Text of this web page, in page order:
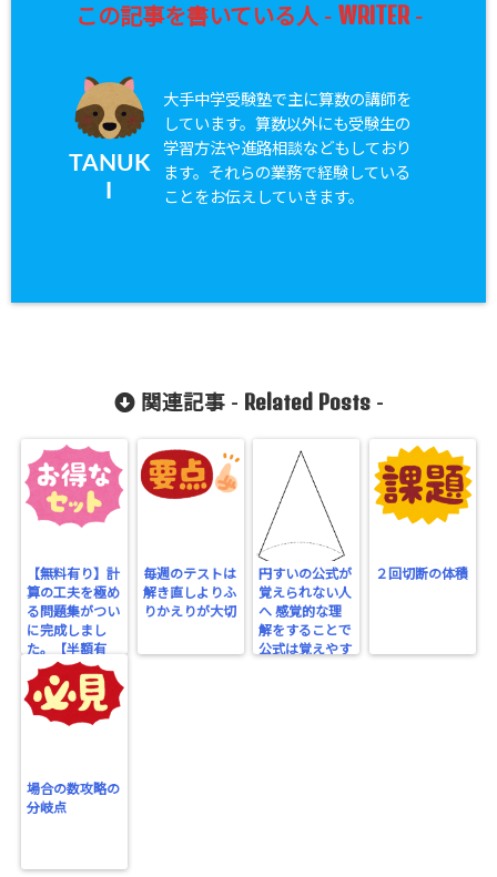
この記事を書いている人 - WRITER-
TANUK
大手中学受験塾で主に算数の講師を
しています。算数以外にも受験生の
学習方法や進路相談などもしており
ます。それらの業務で経験している
ことをお伝えしていきます。
関連記事 - Related Posts-
【無料有り】計
算の工夫を極め
る問題集がつい
に完成しまし
た。【半額有
り】
毎週のテストは
解き直しよりふ
りかえりが大切
円すいの公式が
覚えられない人
へ 感覚的な理
解をすることで
公式は覚えやす
２回切断の体積
場合の数攻略の
分岐点